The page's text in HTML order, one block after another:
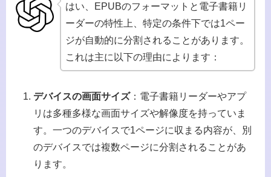
はい、EPUBのフォーマットと電子書籍リ
ーダーの特性上、特定の条件下では1ペー
ジが自動的に分割されることがあります。
これは主に以下の理由によります：
デバイスの画面サイズ：電子書籍リーダーやアプ
リは多種多様な画面サイズや解像度を持っていま
す。一つのデバイスで1ページに収まる内容が、別
のデバイスでは複数ページに分割されることがあ
ります。